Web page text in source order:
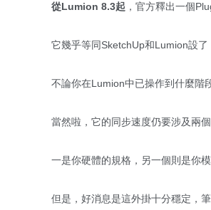
從Lumion 8.3起 ，官方釋出一個
它幾乎等同SketchUp和Lumion設了
不論你在Lumion中已操作到什麼階
當然啦，它的同步速度仍要涉及兩個
一是你硬體的規格，另一個則是你模
但是，好消息是這外掛十分穩定，